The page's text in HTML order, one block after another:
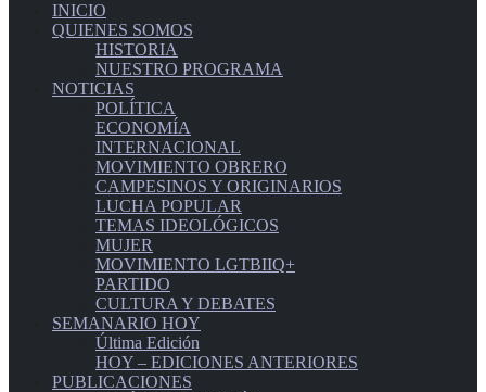
INICIO
QUIENES SOMOS
HISTORIA
NUESTRO PROGRAMA
NOTICIAS
POLÍTICA
ECONOMÍA
INTERNACIONAL
MOVIMIENTO OBRERO
CAMPESINOS Y ORIGINARIOS
LUCHA POPULAR
TEMAS IDEOLÓGICOS
MUJER
MOVIMIENTO LGTBIIQ+
PARTIDO
CULTURA Y DEBATES
SEMANARIO HOY
Última Edición
HOY – EDICIONES ANTERIORES
PUBLICACIONES